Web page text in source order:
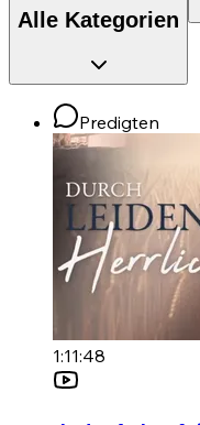
Alle Kategorien
Predigten
1:11:48